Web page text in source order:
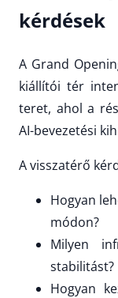
kérdések
A Grand
kiállítói tér
teret, ahol a
AI-bevezetési
A visszatérő
Hogyan
módon?
Milyen
stabilitást?
Hogyan